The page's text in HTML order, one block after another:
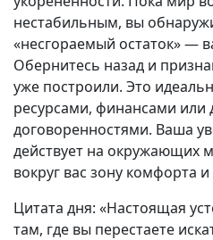
нестабильным, вы
«несгораемый остаток» —
Обернитесь назад и
уже построили. Это
ресурсами, финансами или
договоренностями. Ваша
действует на окружающих
вокруг вас зону комфорта
Цитата дня: «Настоящая
там, где вы перестаете